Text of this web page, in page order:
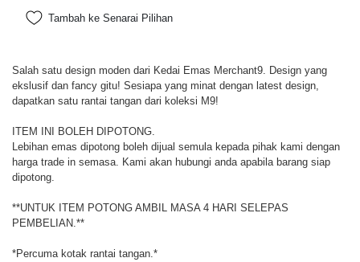
Tambah ke Senarai Pilihan
Salah satu design moden dari Kedai Emas Merchant9. Design yang
ekslusif dan fancy gitu! Sesiapa yang minat dengan latest design,
dapatkan satu rantai tangan dari koleksi M9!
ITEM INI BOLEH DIPOTONG.
Lebihan emas dipotong boleh dijual semula kepada pihak kami dengan
harga trade in semasa. Kami akan hubungi anda apabila barang siap
dipotong.
**UNTUK ITEM POTONG AMBIL MASA 4 HARI SELEPAS
PEMBELIAN.**
*Percuma kotak rantai tangan.*